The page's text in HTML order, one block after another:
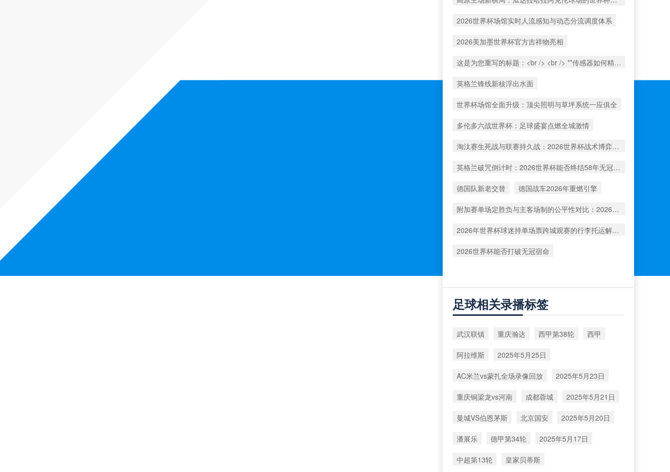
2026世界杯场馆实时人流感知与动态分流调度体系
2026美加墨世界杯官方吉祥物亮相
这是为您重写的标题：<br /> <br /> **传感器如何精准捕捉北美世界杯射门时的瞬时球速**
英格兰锋线新核浮出水面
世界杯场馆全面升级：顶尖照明与草坪系统一应俱全
多伦多六战世界杯：足球盛宴点燃全城激情
淘汰赛生死战与联赛持久战：2026世界杯战术博弈解析
英格兰破咒倒计时：2026世界杯能否终结58年无冠之痛？
德国队新老交替 德国战车2026年重燃引擎
附加赛单场定胜负与主客场制的公平性对比：2026年世界杯前瞻
2026年世界杯球迷持单场票跨城观赛的行李托运解决方案
2026世界杯能否打破无冠宿命
足球相关录播标签
武汉联镇 重庆瀚达 西甲第38轮 西甲
阿拉维斯 2025年5月25日
AC米兰vs蒙扎全场录像回放 2025年5月23日
重庆铜梁龙vs河南 成都蓉城 2025年5月21日
曼城VS伯恩茅斯 北京国安 2025年5月20日
潘展乐 德甲第34轮 2025年5月17日
中超第13轮 皇家贝蒂斯